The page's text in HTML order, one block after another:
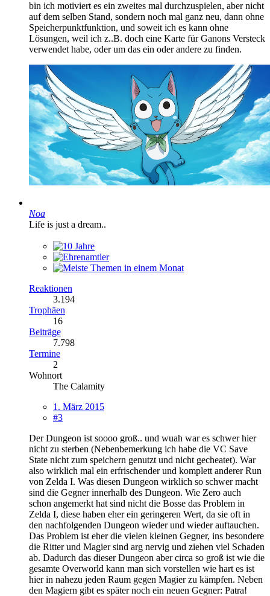
bin ich motiviert es ein zweites mal durchzuspielen, aber nicht
auf dem selben Stand, sondern noch mal ganz neu, dann ohne
Speicherpunktfunktion, und soweit ich es kann ohne
Lösungen, weil ich z..B. doch eine Karte für Ganons Versteck
verwendet habe, oder um das ein oder andere zu finden.
Noa
Life is just a dream..
Reaktionen
3.194
Trophäen
16
Beiträge
7.798
Termine
2
Wohnort
The Calamity
1. März 2015
#3
Der Dungeon ist soooo groß.. und wuah war es schwer hier
nicht zu sterben (Nebenbemerkung ich habe die VC Save
State nicht zum speichern genutzt und nicht gecheatet). War
also wirklich mal ein erfrischender und komplett anderer Run
von Zelda I. Was diesen Dungeon wirklich so schwer macht
sind die Gegner innerhalb des Dungeon. Wie Zero auch
schon angemerkt hat sind nicht die Bosse das Problem in
Zelda I, diese haben eher ein geringeren Wert, da sie oft in
den nachfolgenden Dungeon wieder und wieder auftauchen.
Das Problem ist eher die vielen kleinen Gegner, ins besondere
die Ritter und Magier sind arg nervig und ziehen viel Schaden
ab. Dadurch das dieser Dungeon aber circa so groß ist wie die
gesamte Overworld kann man sich vorstellen wie hart es ist
hier in nahezu jeden Raum gegen Magier zu kämpfen. Neben
den Magiern gibt es später noch ein neuen Gegner: Patra!